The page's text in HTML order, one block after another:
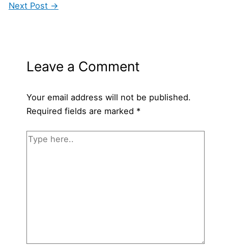
Next Post →
Leave a Comment
Your email address will not be published.
Required fields are marked *
Type